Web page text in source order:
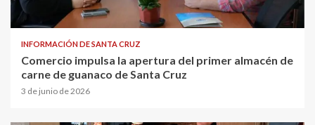
INFORMACIÓN DE SANTA CRUZ
Comercio impulsa la apertura del primer almacén de
carne de guanaco de Santa Cruz
3 de junio de 2026